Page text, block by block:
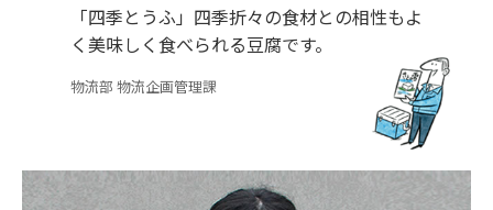
「四季とうふ」四季折々の食材との相性もよ
く美味しく食べられる豆腐です。
物流部 物流企画管理課